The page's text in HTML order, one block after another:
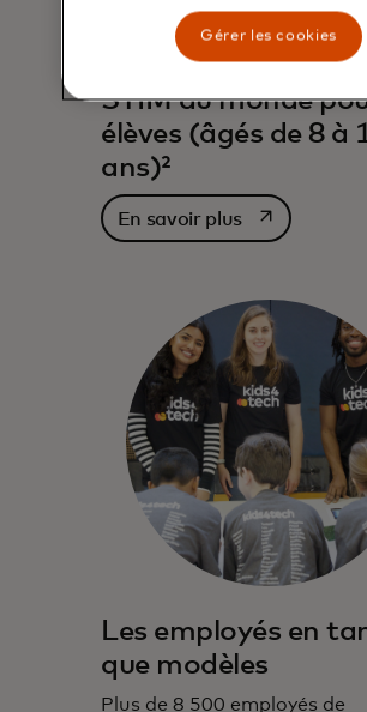
Le plus grand
STIM au monde
élèves (âgés de 8 à
ans)²
En savoir pluss’ouvre dans
Les employés en
que modèles
Plus de 8 500 employés de
Gérer les cookies